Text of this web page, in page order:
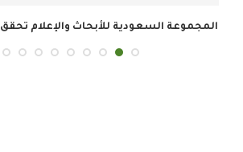
المجموعة السعودية للأبحاث والإعلام تحقق 34.8 مليون ريال...